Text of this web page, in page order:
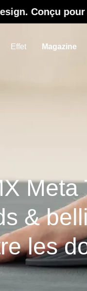
durer
Effet Magazine
Meta
&
les